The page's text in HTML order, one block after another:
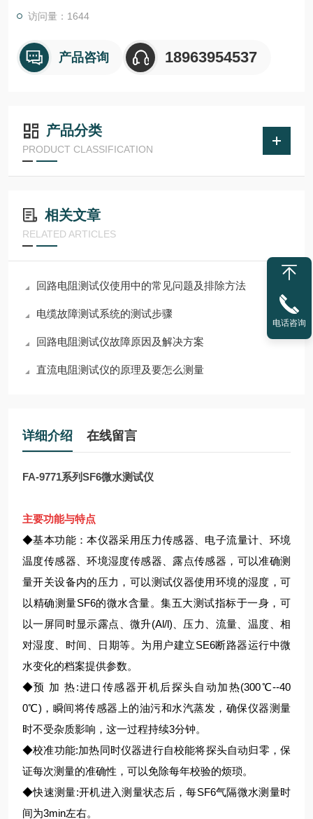
建立SE6断路器运行中微水变化的档案提供参数。
访问量：1644
产品咨询 18963954537
产品分类
PRODUCT CLASSIFICATION
相关文章
RELATED ARTICLES
回路电阻测试仪使用中的常见问题及排除方法
电缆故障测试系统的测试步骤
回路电阻测试仪故障原因及解决方案
直流电阻测试仪的原理及要怎么测量
详细介绍 在线留言
FA-9771系列SF6微水测试仪
主要功能与特点
◆基本功能：本仪器采用压力传感器、电子流量计、环境
温度传感器、环境湿度传感器、露点传感器，可以准确测
量开关设备内的压力，可以测试仪器使用环境的湿度，可
以精确测量SF6的微水含量。集五大测试指标于一身，可
以一屏同时显示露点、微升(Al/l)、压力、流量、温度、相
对湿度、时间、日期等。为用户建立SE6断路器运行中微
水变化的档案提供参数。
◆预 加 热:进口传感器开机后探头自动加热(300℃--40
0℃)，瞬间将传感器上的油污和水汽蒸发，确保仪器测量
时不受杂质影响，这一过程持续3分钟。
◆校准功能:加热同时仪器进行自校能将探头自动归零，保
证每次测量的准确性，可以免除每年校验的烦琐。
◆快速测量:开机进入测量状态后，每SF6气隔微水测量时
间为3min左右。
电话咨询